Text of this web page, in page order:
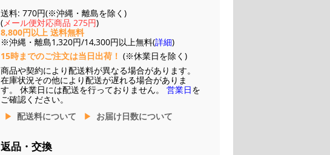
送料: 770円(※沖縄・離島を除く)
( メール便対応商品 275円)
8,800円以上 送料無料
※沖縄・離島1,320円/14,300円以上無料(詳細)
15時までのご注文は当日出荷！ (※休業日を除く)
商品や契約により配送料が異なる場合があります。
在庫状況その他により配送が遅れる場合がありま
す。 休業日には配送を行っておりません。 営業日を
ご確認ください。
配送料について
お届け日数について
返品・交換